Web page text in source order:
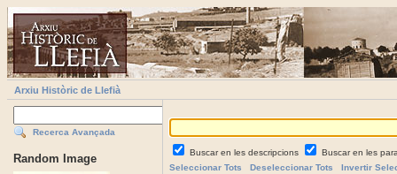
Arxiu Històric de Llefià
Recerca Avançada
Random Image Buscar en les descripcions
Buscar en les
Seleccionar Tots
Deseleccionar Tots Invertir